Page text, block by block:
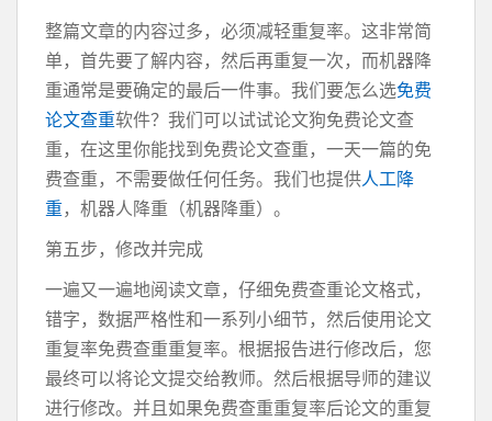
整篇文章的内容过多，必须减轻重复率。这非常简
单，首先要了解内容，然后再重复一次，而机器降
重通常是要确定的最后一件事。我们要怎么选免费
论文查重软件？我们可以试试论文狗免费论文查
重，在这里你能找到免费论文查重，一天一篇的免
费查重，不需要做任何任务。我们也提供人工降
重，机器人降重（机器降重）。
第五步，修改并完成
一遍又一遍地阅读文章，仔细免费查重论文格式，
错字，数据严格性和一系列小细节，然后使用论文
重复率免费查重重复率。根据报告进行修改后，您
最终可以将论文提交给教师。然后根据导师的建议
进行修改。并且如果免费查重重复率后论文的重复